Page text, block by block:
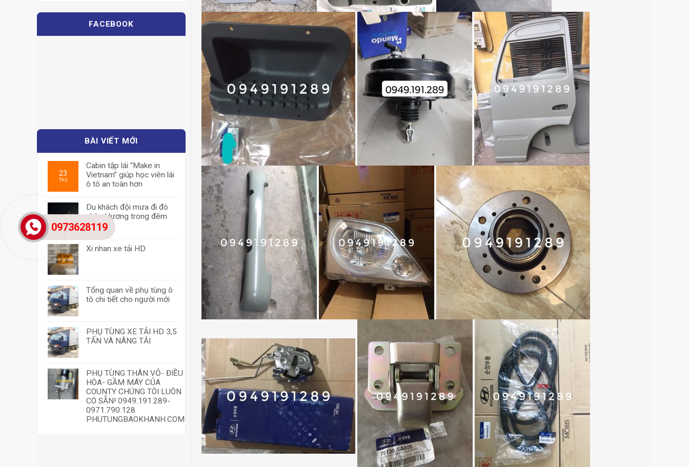
FACEBOOK
BÀI VIẾT MỚI
23
Th2
Cabin tập lái “Make in
Vietnam” giúp học viên lái
ô tô an toàn hơn
Du khách đội mưa đi đò
chùa Hương trong đêm
Xi nhan xe tải HD
Tổng quan về phụ tùng ô
tô chi tiết cho người mới
PHỤ TÙNG XE TẢI HD 3,5
TẤN VÀ NÂNG TẢI
PHỤ TÙNG THÂN VỎ- ĐIỀU
HÒA- GẦM MÁY CỦA
COUNTY CHÚNG TÔI LUÔN
CÓ SẴN! 0949.191.289-
0971.790.128
PHUTUNGBAOKHANH.COM
0973628119